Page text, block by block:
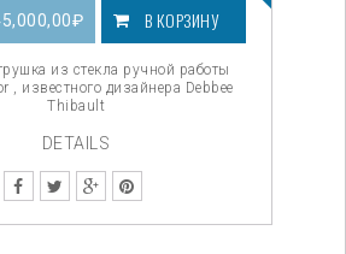
составляла
₽Текущая
цена:
45,000,00₽.
В КОРЗИНУ
из стекла ручной работы
, известного дизайнера Debbee
Thibault
DETAILS